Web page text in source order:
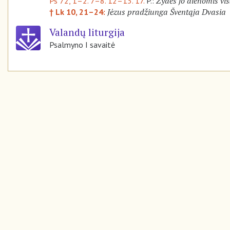
† Lk 10, 21–24: Jėzus pradžiunga Šventąja Dvasia
Valandų liturgija
Psalmyno I savaitė